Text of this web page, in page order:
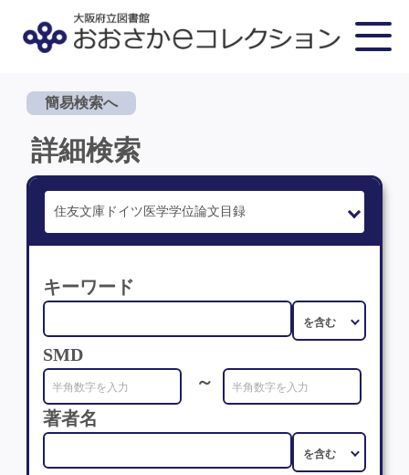
簡易検索へ
詳細検索
キーワード
SMD
～
著者名